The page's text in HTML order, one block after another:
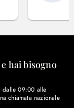
hai bisogno
dalle 09:00 alle
chiamata nazionale